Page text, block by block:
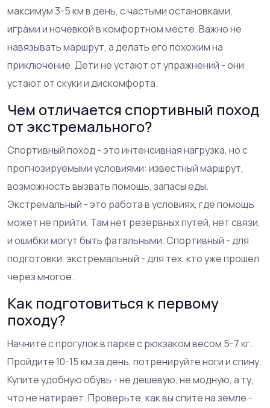
максимум 3-5 км в день, с частыми остановками,
играми и ночевкой в комфортном месте. Важно не
навязывать маршрут, а делать его похожим на
приключение. Дети не устают от упражнений - они
устают от скуки и дискомфорта.
Чем отличается спортивный поход
от экстремального?
Спортивный поход - это интенсивная нагрузка, но с
прогнозируемыми условиями: известный маршрут,
возможность вызвать помощь, запасы еды.
Экстремальный - это работа в условиях, где помощь
может не прийти. Там нет резервных путей, нет связи,
и ошибки могут быть фатальными. Спортивный - для
подготовки, экстремальный - для тех, кто уже прошел
через многое.
Как подготовиться к первому
походу?
Начните с прогулок в парке с рюкзаком весом 5-7 кг.
Пройдите 10-15 км за день, потренируйте ноги и спину.
Купите удобную обувь - не дешевую, не модную, а ту,
что не натирает. Проверьте, как вы спите на земле -